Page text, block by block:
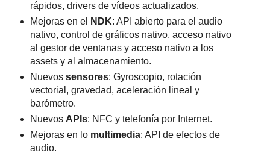
rápidos, drivers de vídeos actualizados.
Mejoras en el
NDK: API abierto para el audio
nativo, control de gráficos nativo, acceso nativo
al gestor de ventanas y acceso nativo a los
assets y al almacenamiento.
Nuevos sensores: Gyroscopio, rotación
vectorial, gravedad, aceleración lineal y
barómetro.
Nuevos APIs: NFC y telefonía por Internet.
Mejoras en lo multimedia: API de efectos de
audio.